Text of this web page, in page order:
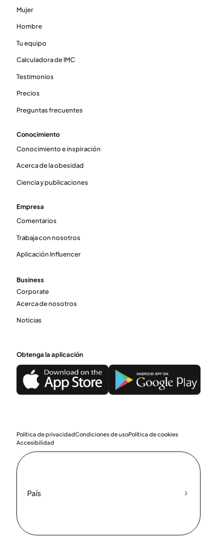
Mujer
Hombre
Tu equipo
Calculadora de IMC
Testimonios
Precios
Preguntas frecuentes
Conocimiento
Conocimiento e inspiración
Acerca de la obesidad
Ciencia y publicaciones
Empresa
Comentarios
Trabaja con nosotros
Aplicación Influencer
Business
Corporate
Acerca de nosotros
Noticias
Obtenga la aplicación
Política de privacidadCondiciones de usoPolítica de cookies
Accesibilidad
País